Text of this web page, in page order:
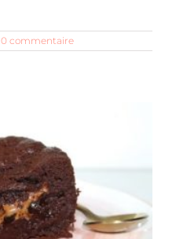
0 commentaire